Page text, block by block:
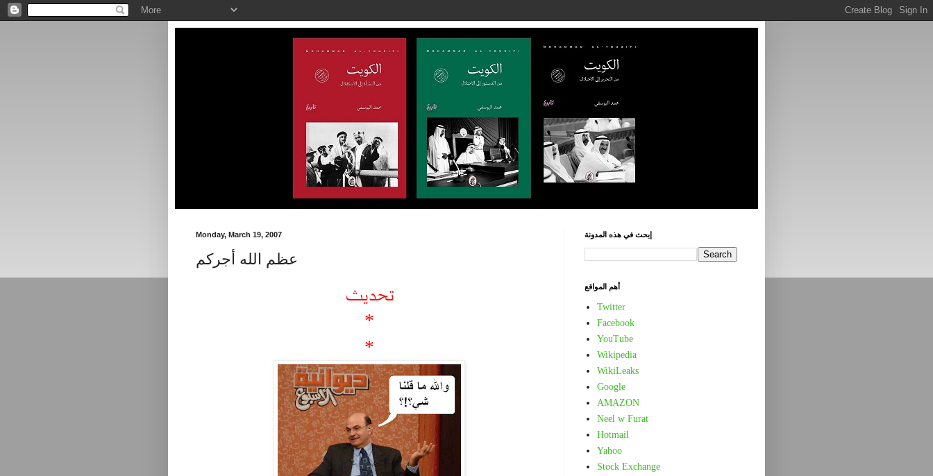
Monday, March 19, 2007
عظم الله أجركم
تحديث
*
*
إبحث في هذه المدونة
أهم المواقع
Twitter
Facebook
YouTube
Wikipedia
WikiLeaks
Google
AMAZON
Neel w Furat
Hotmail
Yahoo
Stock Exchange